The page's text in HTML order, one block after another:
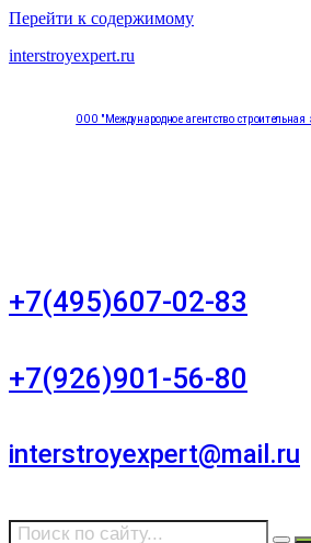
Перейти к содержимому
interstroyexpert.ru
ООО "Международное агентство строительная
+7(495)607-02-83
+7(926)901-56-80
interstroyexpert@mail.ru